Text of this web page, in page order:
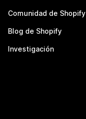
Comunidad de Shopify
Blog de Shopify
Investigación